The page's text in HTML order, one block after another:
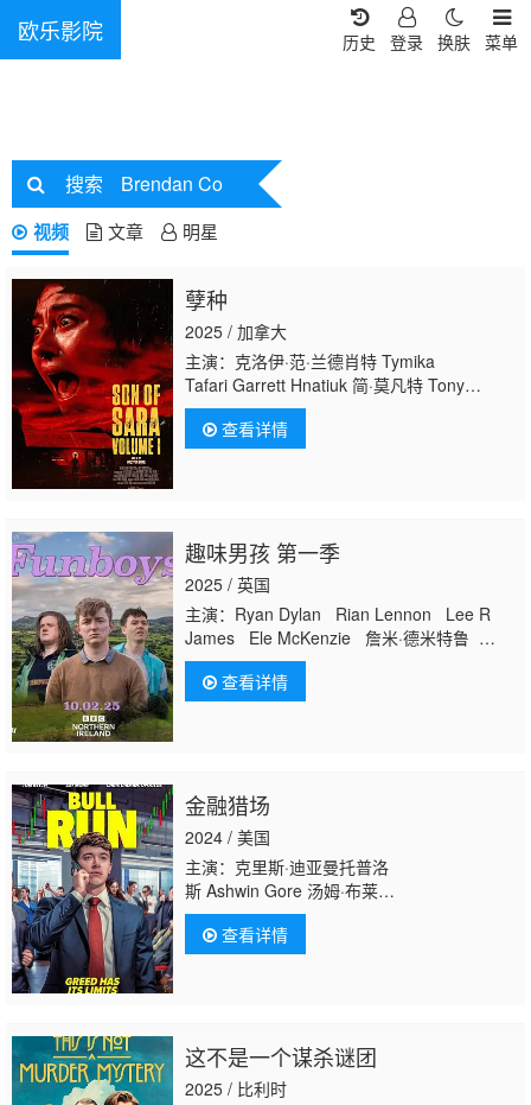
欧乐影院 菜单
换肤
登录
历史
搜索 Brendan Co
视频 文章 明星
孽种
2025 / 加拿大
主演：克洛伊·范·兰德肖特 Tymika
Tafari Garrett Hnatiuk 简·莫凡特 Tony
White Brendan
Stevenson Raevv&amp;#039;n Leedham
查看详情
趣味男孩 第一季
2025 / 英国
主演：Ryan Dylan Rian Lennon Lee R
James Ele McKenzie 詹米·德米特鲁
Brian Devlin Owen Colgan 保罗·巴泽利
Richard Croxford Emer O’Connor
Amanda Hurwitz James Martin 凡妮莎·伊
查看详情
金融猎场
2024 / 美国
主演：克里斯·迪亚曼托普洛
斯 Ashwin Gore 汤姆·布莱
斯 Jordyn Denning 海伦娜·马特森 杰·摩尔 特
洛伊·格雷提 艾丽西亚·奥奇
瑟 Brandon Engman 萨姆·戴
德 布莱恩·达尔 薇拉·迈尔斯
查看详情
这不是一个谋杀谜团
2025 / 比利时